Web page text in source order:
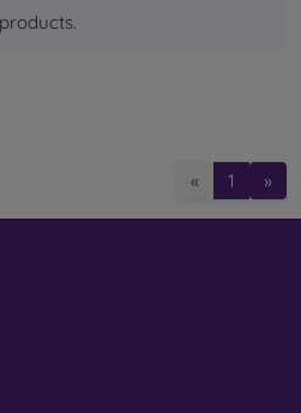
nebo silikonové kryty, které
a jsou spolehlivé. Nejčastěji se
však chtějí, aby byl jejich
je, že nevymačká nalepené
Můžete proto sáhnout i po
skle, které spolu s krytem
vyjádřit svou osobnost či
« 1 »